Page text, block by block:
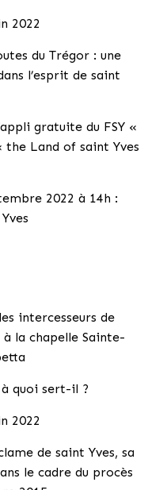
2022
du Trégor : une
l’esprit de saint
gratuite du FSY «
the Land of saint Yves
2022 à 14h :
intercesseurs de
à la chapelle Sainte-
à quoi sert-il ?
2022
de saint Yves, sa
le cadre du procès